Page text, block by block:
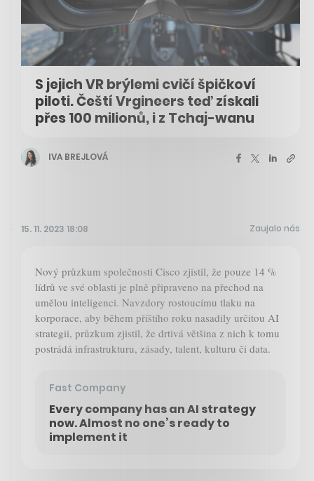
S jejich VR brýlemi cvičí špičkoví
piloti. Čeští Vrgineers teď získali
přes 100 milionů, i z Tchaj-wanu
IVA BREJLOVÁ
15. 11. 2023 18:08 Zaujalo nás
Nový průzkum společnosti Cisco zjistil, že pouze 14 %
lídrů ve své oblasti je plně připraveno na přechod na
umělou inteligenci. Navzdory rostoucímu tlaku na
korporace, aby během příštího roku nasadily určitou AI
strategii, průzkum zjistil, že drtivá většina z nich k tomu
postrádá infrastrukturu, zásady, talent, kulturu či data.
Fast Company
Every company has an AI strategy
now. Almost no one’s ready to
implement it